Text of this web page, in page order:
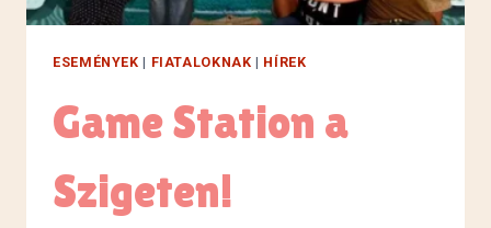
ESEMÉNYEK | FIATALOKNAK | HÍREK
Game Station a
Szigeten!